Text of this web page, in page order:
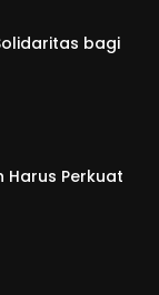
bagi
Harus Perkuat